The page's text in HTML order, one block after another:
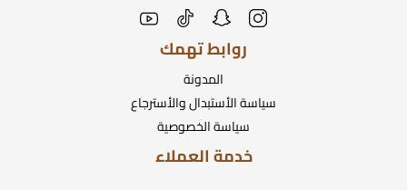
روابط تهمك
المدونة
سياسة الأستبدال والأسترجاع
سياسة الخصوصية
خدمة العملاء